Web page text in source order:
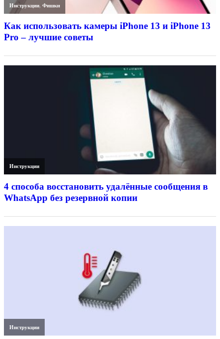
Инструкции,Фишки
Как использовать камеры iPhone 13 и iPhone 13
Pro – лучшие советы
Инструкции
4 способа восстановить удалённые сообщения в
WhatsApp без резервной копии
Инструкции